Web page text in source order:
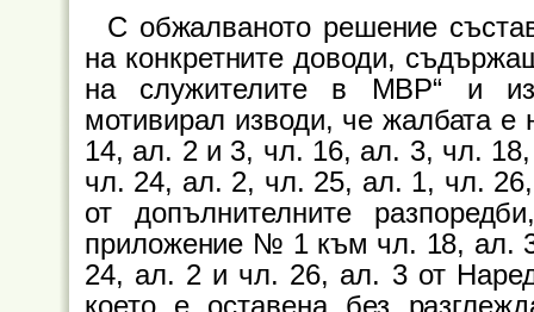
С обжалваното решение
на конкретните доводи,
на служителите в МВР“ и
мотивирал изводи, че жалбата е
14, ал. 2 и 3, чл. 16, ал. 3, чл.
чл. 24, ал. 2, чл. 25, ал. 1, чл.
от допълнителните
приложение № 1 към чл. 18, ал.
24, ал. 2 и чл. 26, ал. 3 от
което е оставена без